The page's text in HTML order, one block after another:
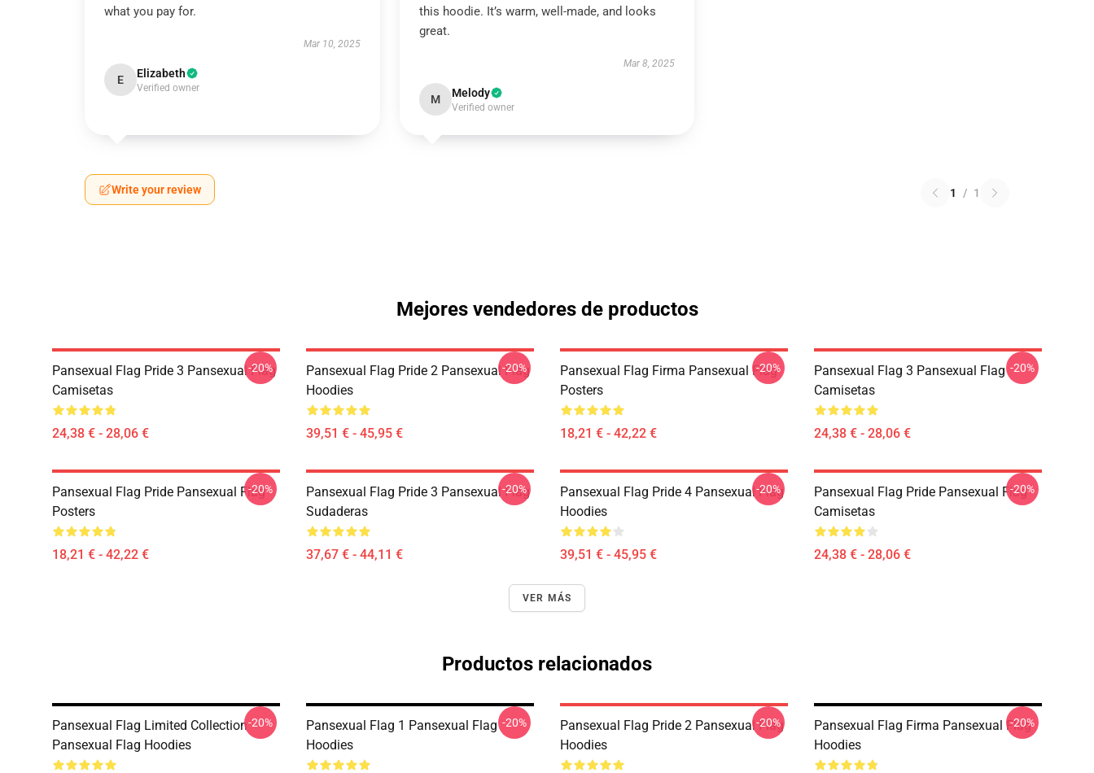
what you pay for.
Mar 10, 2025
E Elizabeth
Verified owner
this hoodie. It’s warm, well-made, and looks
great.
Mar 8, 2025
M Melody
Verified owner
Write your review 1 / 1
Mejores vendedores de productos
Pansexual Flag Pride 3 Pansexual Flag
Camisetas
24,38 € - 28,06 €
-20%
Pansexual Flag Pride 2 Pansexual Flag
Hoodies
39,51 € - 45,95 €
-20%
Pansexual Flag Firma Pansexual Flag
Posters
18,21 € - 42,22 €
-20%
Pansexual Flag 3 Pansexual Flag
Camisetas
24,38 € - 28,06 €
-20%
Pansexual Flag Pride Pansexual Flag
Posters
18,21 € - 42,22 €
-20%
Pansexual Flag Pride 3 Pansexual Flag
Sudaderas
37,67 € - 44,11 €
-20%
Pansexual Flag Pride 4 Pansexual Flag
Hoodies
39,51 € - 45,95 €
-20%
Pansexual Flag Pride Pansexual Flag
Camisetas
24,38 € - 28,06 €
-20%
VER MÁS
Productos relacionados
Pansexual Flag Limited Collection
Pansexual Flag Hoodies
-20%
Pansexual Flag 1 Pansexual Flag
Hoodies
-20%
Pansexual Flag Pride 2 Pansexual Flag
Hoodies
-20%
Pansexual Flag Firma Pansexual Flag
Hoodies
-20%